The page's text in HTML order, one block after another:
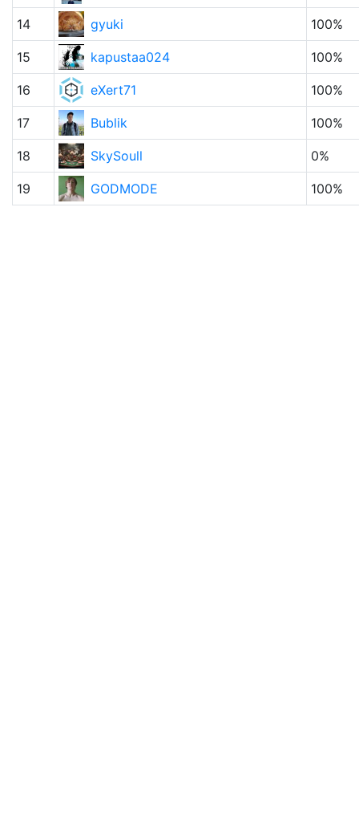
14 gyuki 100%
15 kapustaa024 100%
16 eXert71 100%
17 Bublik 100%
18 SkySoull 0%
19 GODMODE 100%